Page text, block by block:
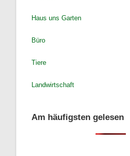
Haus uns Garten
Büro
Tiere
Landwirtschaft
Am häufigsten gelesen